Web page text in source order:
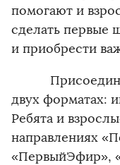
помогают и
сделать первые
и приобрести
двух форматах:
Ребята и
направлениях
«ПервыйЭфир»,